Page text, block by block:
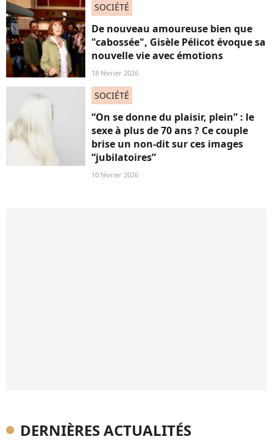
SOCIÉTÉ
De nouveau amoureuse bien que
"cabossée", Gisèle Pélicot évoque sa
nouvelle vie avec émotions
18 février 2026
SOCIÉTÉ
“On se donne du plaisir, plein” : le
sexe à plus de 70 ans ? Ce couple
brise un non-dit sur ces images
“jubilatoires”
10 février 2026
DERNIÈRES ACTUALITÉS